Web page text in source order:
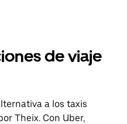
de viaje
a los taxis
Theix. Con Uber,